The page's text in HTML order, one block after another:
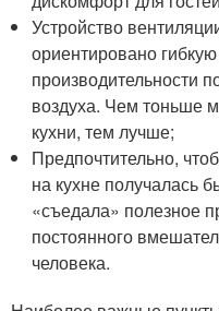
Устройство
ориентировано
производительности
воздуха. Чем тоньше
кухни, тем лучше;
Предпочтительно,
на кухне получалась
«съедала» полезное
постоянного
человека.